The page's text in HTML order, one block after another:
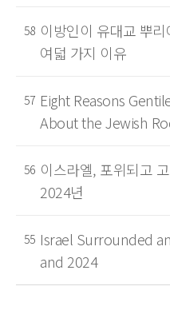
58 이방인이 유대교 뿌
여덟 가지 이유
57 Eight Reasons
About the Jewish
56 이스라엘, 포위되고
2024년
55 Israel Surrounded
and 2024